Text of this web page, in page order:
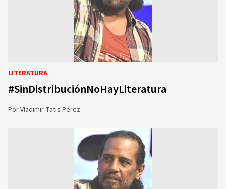
LITERATURA
#SinDistribuciónNoHayLiteratura
PorVladimir Tatis Pérez